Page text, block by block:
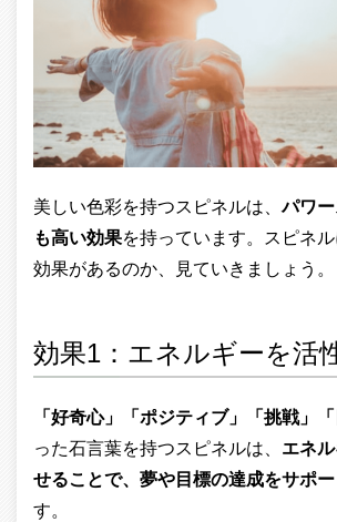
美しい色彩を持つスピネルは、パワ
も高い効果を持っています。スピネ
効果があるのか、見ていきましょう。
効果1：エネルギーを活
「好奇心」「ポジティブ」「挑戦」「
った石言葉を持つスピネルは、 エネ
せることで、夢や目標の達成をサポー
す。